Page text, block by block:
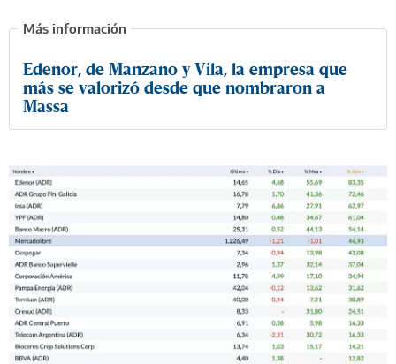
Edenor, de Manzano y Vila, la empresa que
más se valorizó desde que nombraron a
Massa